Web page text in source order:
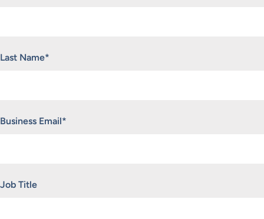
Last Name*
Business Email*
Job Title